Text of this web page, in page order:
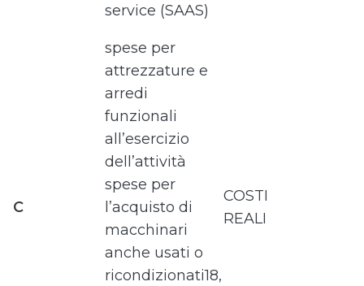
service (SAAS)
C
spese per
attrezzature e
arredi
funzionali
all’esercizio
dell’attività
spese per
l’acquisto di
macchinari
anche usati o
ricondizionati18,
COSTI
REALI